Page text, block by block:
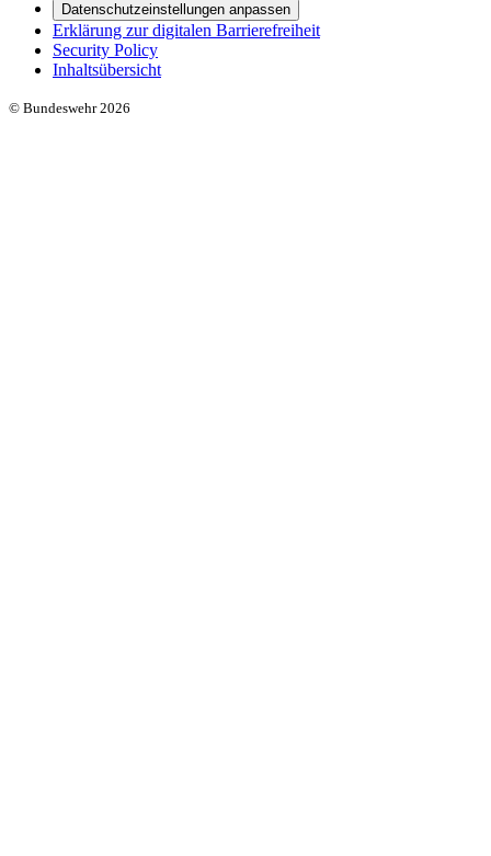
Datenschutzeinstellungen anpassen
Erklärung zur digitalen Barrierefreiheit
Security Policy
Inhaltsübersicht
© Bundeswehr 2026